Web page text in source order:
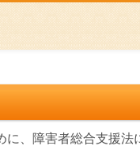
に、障害者総合支援法